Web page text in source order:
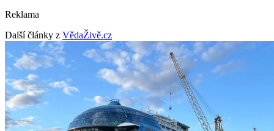
Reklama
Další články z VědaŽivě.cz